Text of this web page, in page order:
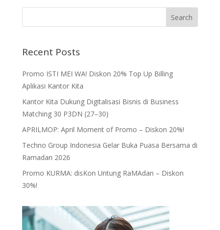
Recent Posts
Promo ISTI MEI WA! Diskon 20% Top Up Billing
Aplikasi Kantor Kita
Kantor Kita Dukung Digitalisasi Bisnis di Business
Matching 30 P3DN (27–30)
APRILMOP: April Moment of Promo – Diskon 20%!
Techno Group Indonesia Gelar Buka Puasa Bersama di
Ramadan 2026
Promo KURMA: disKon Untung RaMAdan – Diskon
30%!